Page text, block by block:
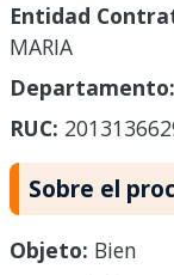
Entidad
MARIA
Departamento:
RUC:
Sobre el
Objeto: Bien